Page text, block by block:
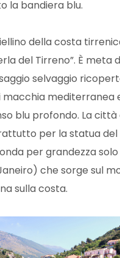
la bandiera blu.
della costa
del Tirreno”. È meta
selvaggio
mediterranea
blu profondo. La città
per la statua del
per grandezza
che sorge sul
sulla costa.